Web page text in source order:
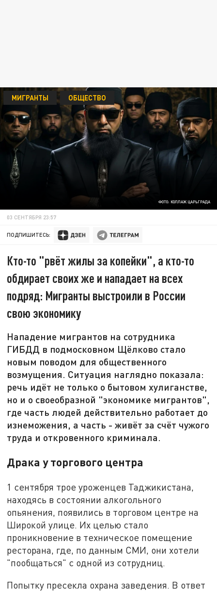
ФОТО: КОЛЛАЖ ЦАРЬГРАДА
МИГРАНТЫ ОБЩЕСТВО
03 СЕНТЯБРЯ 23:57
ПОДПИШИТЕСЬ:
Кто-то "рвёт жилы за копейки", а кто-то
обдирает своих же и нападает на всех
подряд: Мигранты выстроили в России
свою экономику
Нападение мигрантов на сотрудника
ГИБДД в подмосковном Щёлково стало
новым поводом для общественного
возмущения. Ситуация наглядно показала:
речь идёт не только о бытовом хулиганстве,
но и о своеобразной "экономике мигрантов",
где часть людей действительно работает до
изнеможения, а часть - живёт за счёт чужого
труда и откровенного криминала.
Драка у торгового центра
1 сентября трое уроженцев Таджикистана,
находясь в состоянии алкогольного
опьянения, появились в торговом центре на
Широкой улице. Их целью стало
проникновение в техническое помещение
ресторана, где, по данным СМИ, они хотели
"пообщаться" с одной из сотрудниц.
Попытку пресекла охрана заведения. В ответ